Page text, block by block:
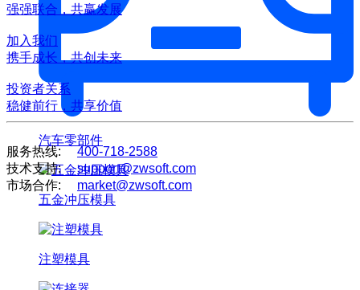
汽车零部件
五金冲压模具
注塑模具
强强联合，共赢发展
加入我们
携手成长，共创未来
投资者关系
稳健前行，共享价值
服务热线: 400-718-2588
技术支持: support@zwsoft.com
市场合作:
market@zwsoft.com